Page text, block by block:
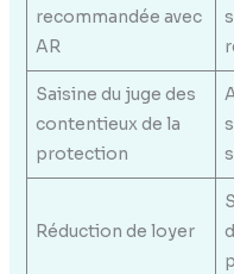
recommandée avec
AR
Saisine du juge des
contentieux de la
protection
Réduction de loyer